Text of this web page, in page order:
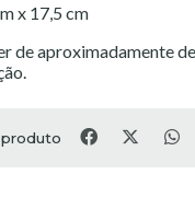
x 17,5 cm
de aproximadamente